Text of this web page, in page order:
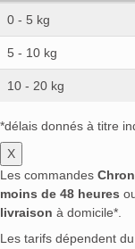
0 - 5 kg
5 - 10 kg
10 - 20 kg
*délais donnés à titre
X
Les commandes
moins de 48 heures
livraison à domicile*.
Les tarifs dépendent